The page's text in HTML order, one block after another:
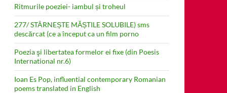
Ritmurile poeziei- iambul și troheul
277/ STÂRNEȘTE MĂȘTILE SOLUBILE) sms
descărcat (ce a început ca un film porno
Poezia şi libertatea formelor ei fixe (din Poesis
International nr.6)
Ioan Es Pop, influential contemporary Romanian
poems translated in English